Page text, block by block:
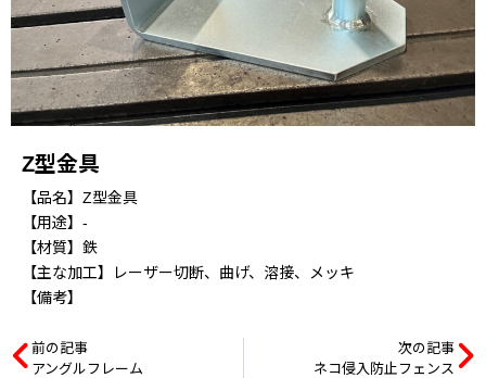
Z型金具
【品名】Z型金具
【用途】-
【材質】鉄
【主な加工】レーザー切断、曲げ、溶接、メッキ
【備考】
前の記事
アングルフレーム
次の記事
ネコ侵入防止フェンス